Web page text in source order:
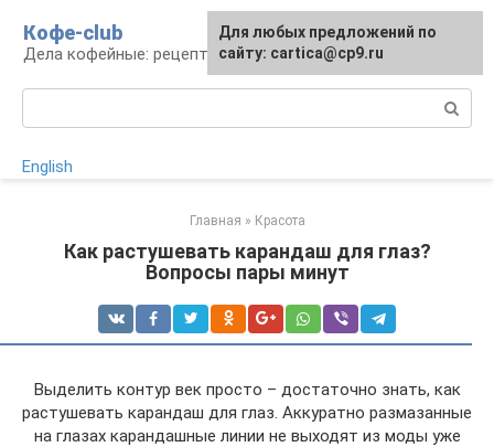
контенту
Кофе-club
Дела кофейные: рецепты и приготовление
English
Главная » Красота
Как растушевать карандаш для глаз?
Вопросы пары минут
Выделить контур век просто – достаточно знать, как
растушевать карандаш для глаз. Аккуратно размазанные
на глазах карандашные линии не выходят из моды уже
Для любых предложений по
сайту: cartica@cp9.ru